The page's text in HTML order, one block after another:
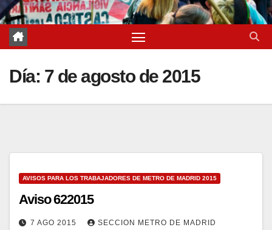
Día: 7 de agosto de 2015
AVISOS PARA LOS TRABAJADORES DE METRO DE MADRID 2015
Aviso 622015
7 AGO 2015 SECCION METRO DE MADRID